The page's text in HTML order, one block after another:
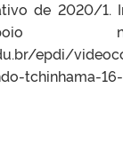
de 2020/1.
epdi/